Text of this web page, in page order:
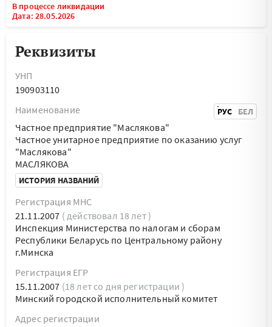
В процессе ликвидации
Дата: 28.05.2026
Реквизиты
УНП
190903110
Наименование
РУС БЕЛ
Частное предприятие "Маслякова"
Частное унитарное предприятие по оказанию услуг
"Маслякова"
МАСЛЯКОВА
ИСТОРИЯ НАЗВАНИЙ
Регистрация МНС
21.11.2007 ( действовал 18 лет )
Инспекция Министерства по налогам и сборам
Республики Беларусь по Центральному району
г.Минска
Регистрация ЕГР
15.11.2007 (18 лет со дня регистрации )
Минский городской исполнительный комитет
Адрес регистрации